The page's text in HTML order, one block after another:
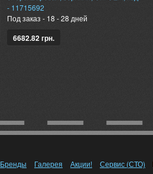
- 11715692
Под заказ - 18 - 28 дней
6682.82 грн.
Бренды Галерея Акции! Сервис (СТО)